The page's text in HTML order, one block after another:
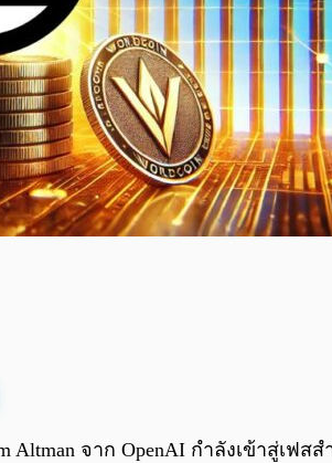
Altman จาก OpenAI กำลังเข้าสู่เ